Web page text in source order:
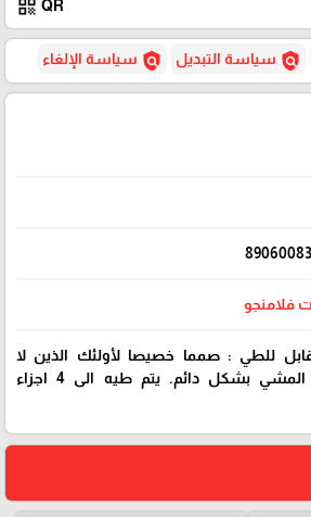
QR
qr_code
policy سياسة التبديل policy سياسة الإلغاء
فلامنجو
للطي : صمما خصيصا لأولئك الذين لا
يحتاجون استخدام عصا المشي بشكل دائم. يتم طيه الى 4 اجزاء